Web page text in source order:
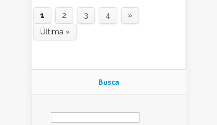
1 2 3 4
»
Última »
Busca
Pesquisar
por: